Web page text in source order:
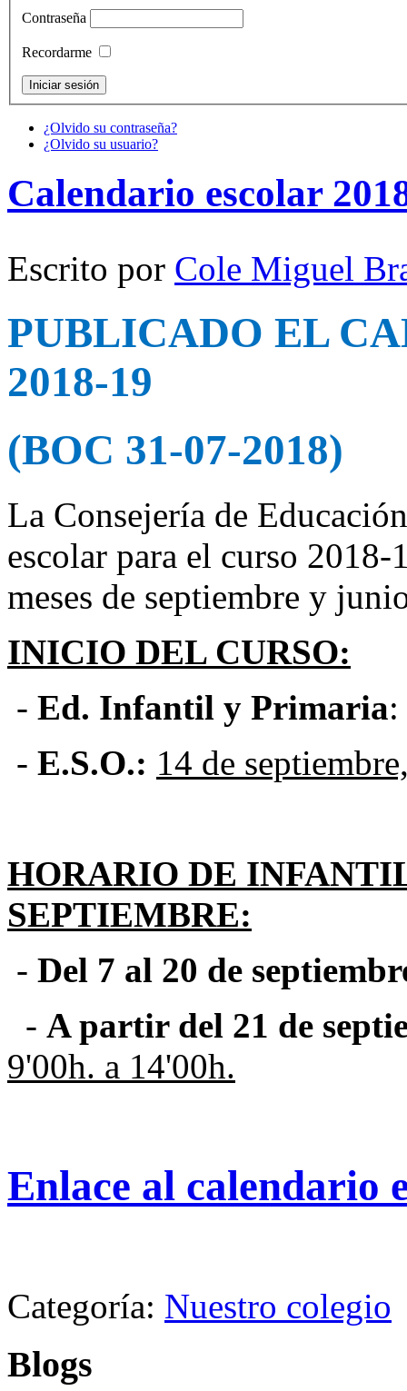
Contraseña
Recordarme
¿Olvido su contraseña?
¿Olvido su usuario?
Calendario escolar
Escrito por Cole Miguel
PUBLICADO EL
2018-19
(BOC 31-07-2018)
La Consejería de
escolar para el curso
meses de septiembre y
INICIO DEL CURSO:
- Ed. Infantil y Primaria:
- E.S.O.: 14 de
HORARIO DE
SEPTIEMBRE:
- Del 7 al 20 de
- A partir del 21 de
9'00h. a 14'00h.
Enlace al calendario
Categoría: Nuestro colegio
Blogs